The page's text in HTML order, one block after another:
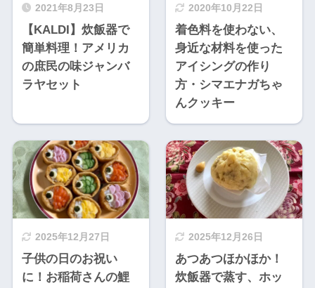
2021年8月23日
【KALDI】炊飯器で
簡単料理！アメリカ
の庶民の味ジャンバ
ラヤセット
2020年10月22日
着色料を使わない、
身近な材料を使った
アイシングの作り
方・シマエナガちゃ
んクッキー
2025年12月27日
子供の日のお祝い
に！お稲荷さんの鯉
2025年12月26日
あつあつほかほか！
炊飯器で蒸す、ホッ